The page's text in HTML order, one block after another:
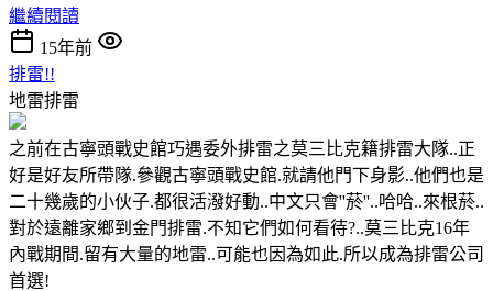
繼續閱讀
15年前
排雷!!
地雷排雷
之前在古寧頭戰史館巧遇委外排雷之莫三比克籍排雷大隊..正
好是好友所帶隊.參觀古寧頭戰史館.就請他門下身影..他們也是
二十幾歲的小伙子.都很活潑好動..中文只會''菸''..哈哈..來根菸..
對於遠離家鄉到金門排雷.不知它們如何看待?..莫三比克16年
內戰期間.留有大量的地雷..可能也因為如此.所以成為排雷公司
首選!